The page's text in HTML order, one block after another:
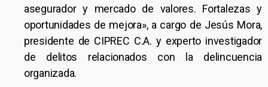
asegurador y mercado de valores. Fortalezas y
oportunidades de mejora», a cargo de Jesús Mora,
presidente de CIPREC C.A. y experto investigador
de delitos relacionados con la delincuencia
organizada.